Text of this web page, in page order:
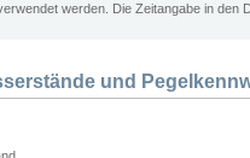
werden. Die Zeitangabe in den
und